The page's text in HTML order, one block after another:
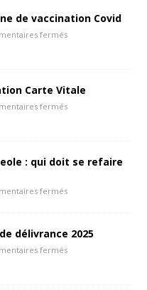
de vaccination Covid
fermés
Carte Vitale
fermés
: qui doit se refaire
fermés
délivrance 2025
fermés